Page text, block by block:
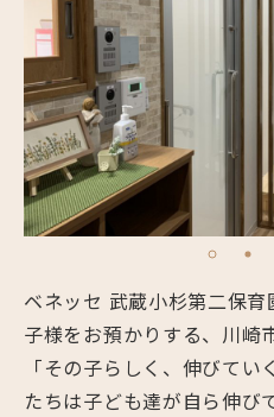
ベネッセ 武蔵小杉第二保
子様をお預かりする、川崎
「その子らしく、伸びて
たちは子ども達が自ら伸び